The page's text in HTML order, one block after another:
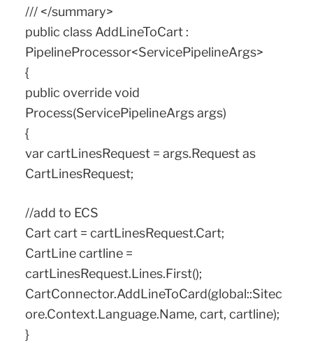
/// </summary>
public class AddLineToCart :
PipelineProcessor<ServicePipelineArgs>
{
public override void
Process(ServicePipelineArgs args)
{
var cartLinesRequest = args.Request as
CartLinesRequest;
//add to ECS
Cart cart = cartLinesRequest.Cart;
CartLine cartline =
cartLinesRequest.Lines.First();
CartConnector.AddLineToCard(global::Sitec
ore.Context.Language.Name, cart, cartline);
}